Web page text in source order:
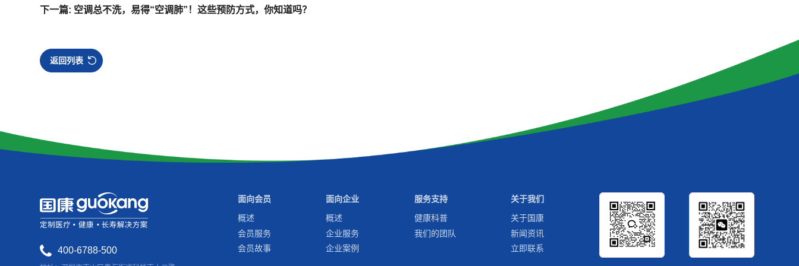
下一篇: 空调总不洗，易得“空调肺”！这些预防方式，你知道吗？
返回列表
400-6788-500
面向会员
概述
会员服务
会员故事
面向企业
概述
企业服务
企业案例
服务支持
健康科普
我们的团队
关于我们
关于国康
新闻资讯
立即联系